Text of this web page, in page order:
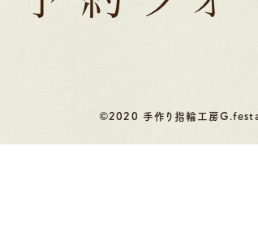
©2020 手作り指輪工房